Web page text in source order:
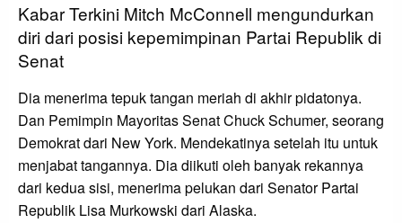
Kabar Terkini Mitch McConnell mengundurkan
diri dari posisi kepemimpinan Partai Republik di
Senat
Dia menerima tepuk tangan meriah di akhir pidatonya.
Dan Pemimpin Mayoritas Senat Chuck Schumer, seorang
Demokrat dari New York. Mendekatinya setelah itu untuk
menjabat tangannya. Dia diikuti oleh banyak rekannya
dari kedua sisi, menerima pelukan dari Senator Partai
Republik Lisa Murkowski dari Alaska.